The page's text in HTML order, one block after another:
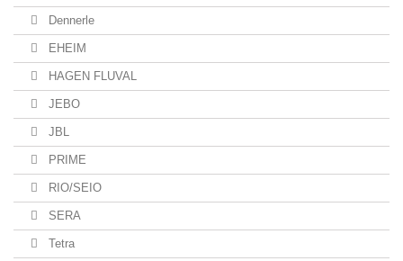
Dennerle
EHEIM
HAGEN FLUVAL
JEBO
JBL
PRIME
RIO/SEIO
SERA
Tetra